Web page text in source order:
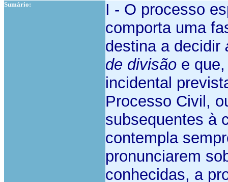
Sumário:
I - O processo
comporta uma
destina a decidir
de divisão e
incidental
Processo Civil,
subsequentes à
contempla
pronunciarem
conhecidas, a